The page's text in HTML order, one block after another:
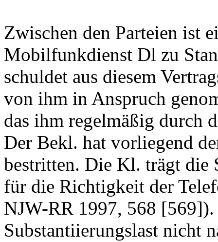
Zwischen den Parteien ist
Mobilfunkdienst Dl zu
schuldet aus diesem
von ihm in Anspruch
das ihm regelmäßig durch
Der Bekl. hat vorliegend
bestritten. Die Kl. trägt die
für die Richtigkeit der
NJW-RR 1997, 568 [569]).
Substantiierungslast nicht